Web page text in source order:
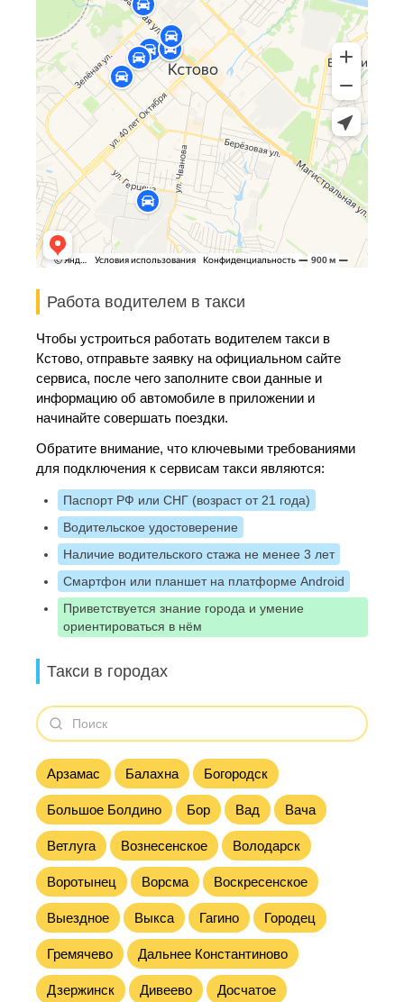
Работа водителем в такси
Чтобы устроиться работать водителем такси в
Кстово, отправьте заявку на официальном сайте
сервиса, после чего заполните свои данные и
информацию об автомобиле в приложении и
начинайте совершать поездки.
Обратите внимание, что ключевыми требованиями
для подключения к сервисам такси являются:
Паспорт РФ или СНГ (возраст от 21 года)
Водительское удостоверение
Наличие водительского стажа не менее 3 лет
Смартфон или планшет на платформе Android
Приветствуется знание города и умение
ориентироваться в нём
Такси в городах
Арзамас Балахна Богородск
Большое Болдино Бор Вад Вача
Ветлуга Вознесенское Володарск
Воротынец Ворсма Воскресенское
Выездное Выкса Гагино Городец
Гремячево Дальнее Константиново
Дзержинск Дивеево Досчатое